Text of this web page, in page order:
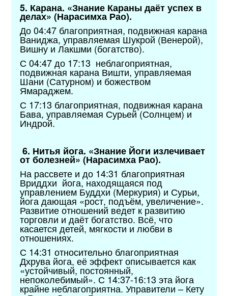
5. Карана. «Знание Караны даёт успех в
делах» (Нарасимха Рао).
До 04:47 благоприятная, подвижная карана
Ваниджа, управляемая Шукрой (Венерой),
Вишну и Лакшми (богатство).
С 04:47 до 17:13 неблагоприятная,
подвижная карана Вишти, управляемая
Шани (Сатурном) и божеством
Ямараджем.
С 17:13 благоприятная, подвижная карана
Бава, управляемая Сурьей (Солнцем) и
Индрой.
6. Нитья йога. «Знание Йоги излечивает
от болезней» (Нарасимха Рао).
На рассвете и до 14:31 благоприятная
Вриддхи йога, находящаяся под
управлением Буддхи (Меркурия) и Сурьи,
йога дающая «рост, подъём, увеличение».
Развитие отношений ведет к развитию
торговли и даёт богатство. Всё, что
касается детей, мягкости и любви в
отношениях.
С 14:31 относительно благоприятная
Дхрува йога, её эффект описывается как
«устойчивый, постоянный,
непоколебимый». С 14:37-16:13 эта йога
крайне неблагоприятна. Управители – Кету